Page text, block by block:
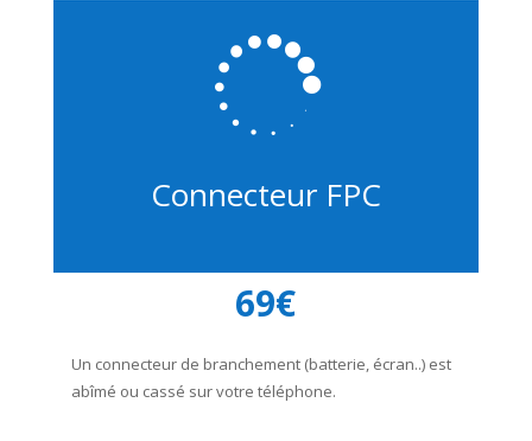

Connecteur FPC
69€
Un connecteur de branchement (batterie, écran..) est
abîmé ou cassé sur votre téléphone.